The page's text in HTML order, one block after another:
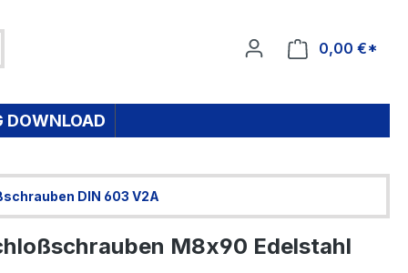
0,00 €*
DOWNLOAD
DIN 603 V2A
M8x90 Edelstahl